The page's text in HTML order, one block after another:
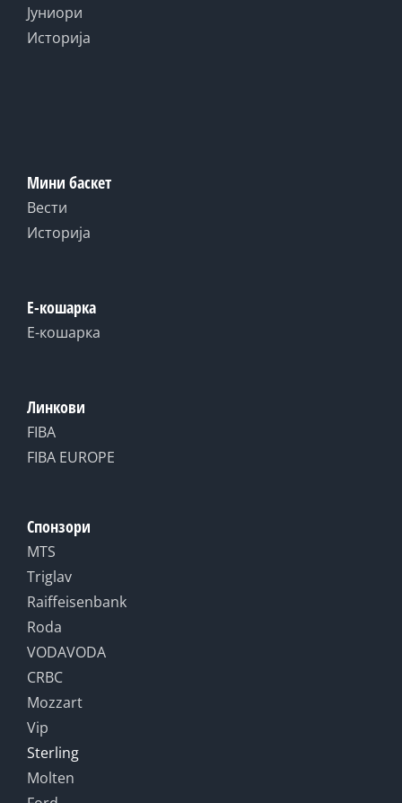
Јуниори
Историја
Мини баскет
Вести
Историја
Е-кошарка
Е-кошарка
Линкови
FIBA
FIBA EUROPE
Спонзори
MTS
Triglav
Raiffeisenbank
Roda
VODAVODA
CRBC
Mozzart
Vip
Sterling
Molten